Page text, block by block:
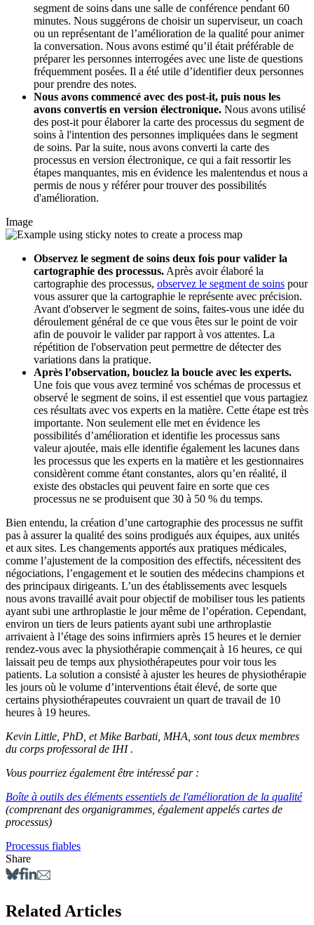
segment de soins dans une salle de conférence pendant 60
minutes. Nous suggérons de choisir un superviseur, un coach
ou un représentant de l’amélioration de la qualité pour animer
la conversation. Nous avons estimé qu’il était préférable de
préparer les personnes interrogées avec une liste de questions
fréquemment posées. Il a été utile d’identifier deux personnes
pour prendre des notes.
Nous avons commencé avec des post-it, puis nous les
avons convertis en version électronique. Nous avons utilisé
des post-it pour élaborer la carte des processus du segment de
soins à l'intention des personnes impliquées dans le segment
de soins. Par la suite, nous avons converti la carte des
processus en version électronique, ce qui a fait ressortir les
étapes manquantes, mis en évidence les malentendus et nous a
permis de nous y référer pour trouver des possibilités
d'amélioration.
Image
Observez le segment de soins deux fois pour valider la
cartographie des processus. Après avoir élaboré la
cartographie des processus, observez le segment de soins pour
vous assurer que la cartographie le représente avec précision.
Avant d'observer le segment de soins, faites-vous une idée du
déroulement général de ce que vous êtes sur le point de voir
afin de pouvoir le valider par rapport à vos attentes. La
répétition de l'observation peut permettre de détecter des
variations dans la pratique.
Après l’observation, bouclez la boucle avec les experts.
Une fois que vous avez terminé vos schémas de processus et
observé le segment de soins, il est essentiel que vous partagiez
ces résultats avec vos experts en la matière. Cette étape est très
importante. Non seulement elle met en évidence les
possibilités d’amélioration et identifie les processus sans
valeur ajoutée, mais elle identifie également les lacunes dans
les processus que les experts en la matière et les gestionnaires
considèrent comme étant constantes, alors qu’en réalité, il
existe des obstacles qui peuvent faire en sorte que ces
processus ne se produisent que 30 à 50 % du temps.
Bien entendu, la création d’une cartographie des processus ne suffit
pas à assurer la qualité des soins prodigués aux équipes, aux unités
et aux sites. Les changements apportés aux pratiques médicales,
comme l’ajustement de la composition des effectifs, nécessitent des
négociations, l’engagement et le soutien des médecins champions et
des principaux dirigeants. L’un des établissements avec lesquels
nous avons travaillé avait pour objectif de mobiliser tous les patients
ayant subi une arthroplastie le jour même de l’opération. Cependant,
environ un tiers de leurs patients ayant subi une arthroplastie
arrivaient à l’étage des soins infirmiers après 15 heures et le dernier
rendez-vous avec la physiothérapie commençait à 16 heures, ce qui
laissait peu de temps aux physiothérapeutes pour voir tous les
patients. La solution a consisté à ajuster les heures de physiothérapie
les jours où le volume d’interventions était élevé, de sorte que
certains physiothérapeutes couvraient un quart de travail de 10
heures à 19 heures.
Kevin Little, PhD, et Mike Barbati, MHA, sont tous deux membres
du corps professoral de IHI .
Vous pourriez également être intéressé par :
Boîte à outils des éléments essentiels de l'amélioration de la qualité
(comprenant des organigrammes, également appelés cartes de
processus)
Processus fiables
Share
Related Articles